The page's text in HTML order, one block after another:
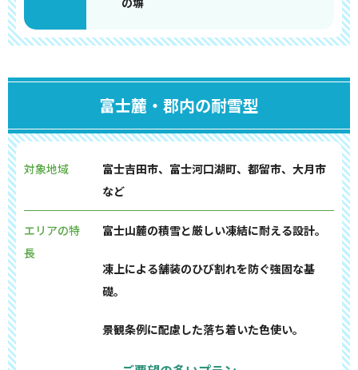
富士麓・郡内の耐雪型
対象地域
富士吉田市、富士河口湖町、都留市、大月市
など
エリアの特
長
富士山麓の積雪と厳しい凍結に耐える設計。
凍上による舗装のひび割れを防ぐ強固な基
礎。
景観条例に配慮した落ち着いた色使い。